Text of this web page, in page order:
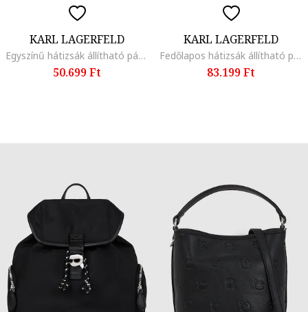
KARL LAGERFELD
Egyszínű hátizsák állítható pánttal, Fekete
50.699 Ft
KARL LAGERFELD
Fedőlapos hátizsák állítható pánttal, Fekete
83.199 Ft